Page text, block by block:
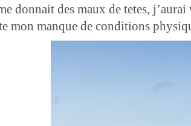
donnait des maux de tetes,
mon manque de conditions